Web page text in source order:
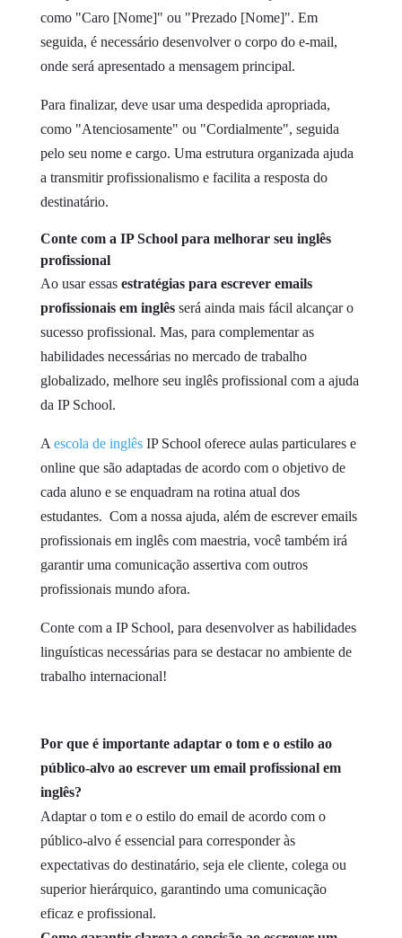
como "Caro [Nome]" ou "Prezado [Nome]". Em
seguida, é necessário desenvolver o corpo do e-mail,
onde será apresentado a mensagem principal.
Para finalizar, deve usar uma despedida apropriada,
como "Atenciosamente" ou "Cordialmente", seguida
pelo seu nome e cargo. Uma estrutura organizada ajuda
a transmitir profissionalismo e facilita a resposta do
destinatário.
Conte com a IP School para melhorar seu inglês
profissional
Ao usar essas estratégias para escrever emails
profissionais em inglêsserá ainda mais fácil alcançar o
sucesso profissional. Mas, para complementar as
habilidades necessárias no mercado de trabalho
globalizado, melhore seu inglês profissional com a ajuda
da IP School.
A escola de inglêsIP School oferece aulas particulares e
online que são adaptadas de acordo com o objetivo de
cada aluno e se enquadram na rotina atual dos
estudantes. Com a nossa ajuda, além de escrever emails
profissionais em inglês com maestria, você também irá
garantir uma comunicação assertiva com outros
profissionais mundo afora.
Conte com a IP School, para desenvolver as habilidades
linguísticas necessárias para se destacar no ambiente de
trabalho internacional!
Por que é importante adaptar o tom e o estilo ao
público-alvo ao escrever um email profissional em
inglês?
Adaptar o tom e o estilo do email de acordo com o
público-alvo é essencial para corresponder às
expectativas do destinatário, seja ele cliente, colega ou
superior hierárquico, garantindo uma comunicação
eficaz e profissional.